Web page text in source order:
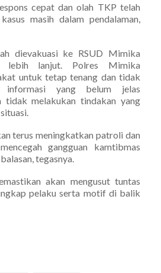
cepat dan olah TKP telah
masih dalam pendalaman,
dievakuasi ke RSUD Mimika
lebih lanjut. Polres Mimika
untuk tetap tenang dan tidak
informasi yang belum jelas
tidak melakukan tindakan yang
terus meningkatkan patroli dan
gangguan kamtibmas
tegasnya.
akan mengusut tuntas
pelaku serta motif di balik